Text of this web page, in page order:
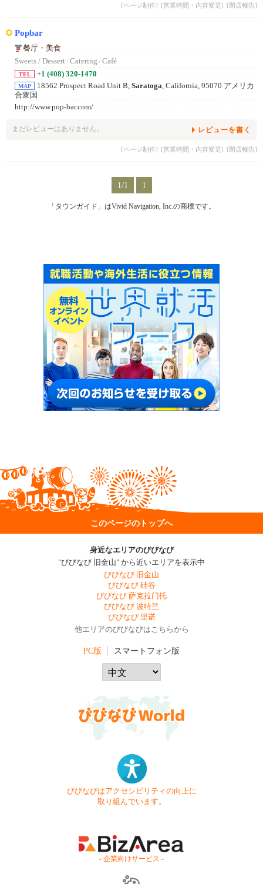
[ページ制作] [営業時間・内容変更] [閉店報告]
Popbar
餐厅・美食
Sweets / Dessert / Catering / Café
TEL +1 (408) 320-1470
MAP 18562 Prospect Road Unit B, Saratoga , California, 95070 アメリカ
合衆国
http://www.pop-bar.com/
まだレビューはありません。 レビューを書く
[ページ制作] [営業時間・内容変更] [閉店報告]
1/1 1
「タウンガイド」はVivid Navigation, Inc.の商標です。
このページのトップへ
身近なエリアのびびなび
"びびなび 旧金山" から近いエリアを表示中
びびなび 旧金山
びびなび 硅谷
びびなび 萨克拉门托
びびなび 波特兰
びびなび 里诺
他エリアのびびなびはこちらから
PC版 スマートフォン版
びびなびはアクセシビリティの向上に
取り組んでいます。
- 企業向けサービス -